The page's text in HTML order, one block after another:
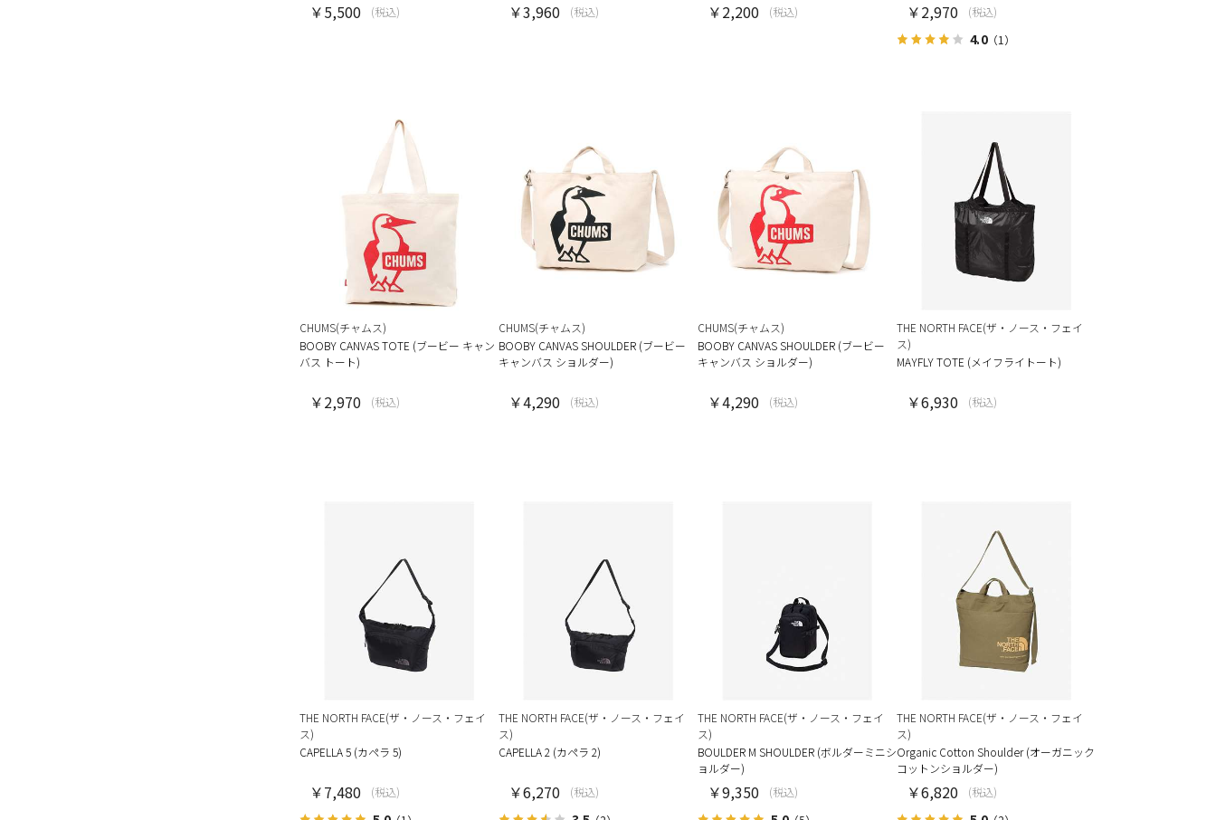
￥5,500 (税込) ￥3,960 (税込) ￥2,200 (税込)
4.0（1）
￥2,970 (税込)
CHUMS(チャムス)
BOOBY CANVAS TOTE (ブービー キャン
バス トート)
￥2,970 (税込)
CHUMS(チャムス)
BOOBY CANVAS SHOULDER (ブービー
キャンバス ショルダー)
￥4,290 (税込)
CHUMS(チャムス)
BOOBY CANVAS SHOULDER (ブービー
キャンバス ショルダー)
￥4,290 (税込)
THE NORTH FACE(ザ・ノース・フェイ
ス)
MAYFLY TOTE (メイフライトート)
￥6,930 (税込)
THE NORTH FACE(ザ・ノース・フェイ
ス)
CAPELLA 5 (カペラ 5)
￥7,480 (税込)
THE NORTH FACE(ザ・ノース・フェイ
ス)
CAPELLA 2 (カペラ 2)
￥6,270 (税込)
THE NORTH FACE(ザ・ノース・フェイ
ス)
BOULDER M SHOULDER (ボルダーミニシ
ョルダー)
￥9,350 (税込)
THE NORTH FACE(ザ・ノース・フェイ
ス)
Organic Cotton Shoulder (オーガニック
コットンショルダー)
￥6,820 (税込)